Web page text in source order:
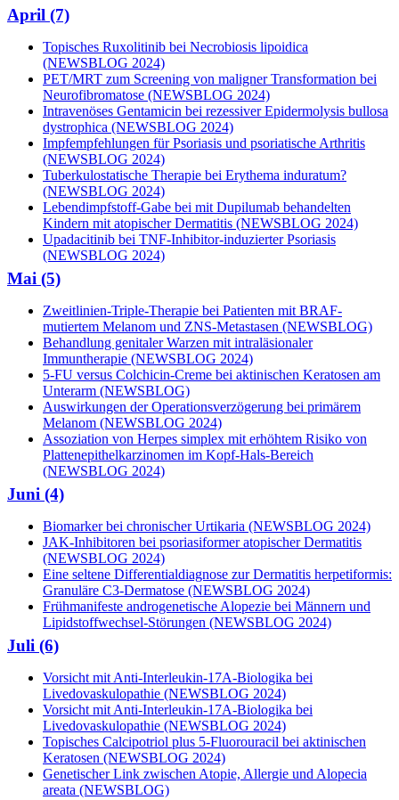
April (7)
Topisches Ruxolitinib bei Necrobiosis lipoidica
(NEWSBLOG 2024)
PET/MRT zum Screening von maligner Transformation bei
Neurofibromatose (NEWSBLOG 2024)
Intravenöses Gentamicin bei rezessiver Epidermolysis bullosa
dystrophica (NEWSBLOG 2024)
Impfempfehlungen für Psoriasis und psoriatische Arthritis
(NEWSBLOG 2024)
Tuberkulostatische Therapie bei Erythema induratum?
(NEWSBLOG 2024)
Lebendimpfstoff-Gabe bei mit Dupilumab behandelten
Kindern mit atopischer Dermatitis (NEWSBLOG 2024)
Upadacitinib bei TNF-Inhibitor-induzierter Psoriasis
(NEWSBLOG 2024)
Mai (5)
Zweitlinien-Triple-Therapie bei Patienten mit BRAF-
mutiertem Melanom und ZNS-Metastasen (NEWSBLOG)
Behandlung genitaler Warzen mit intraläsionaler
Immuntherapie (NEWSBLOG 2024)
5-FU versus Colchicin-Creme bei aktinischen Keratosen am
Unterarm (NEWSBLOG)
Auswirkungen der Operationsverzögerung bei primärem
Melanom (NEWSBLOG 2024)
Assoziation von Herpes simplex mit erhöhtem Risiko von
Plattenepithelkarzinomen im Kopf-Hals-Bereich
(NEWSBLOG 2024)
Juni (4)
Biomarker bei chronischer Urtikaria (NEWSBLOG 2024)
JAK-Inhibitoren bei psoriasiformer atopischer Dermatitis
(NEWSBLOG 2024)
Eine seltene Differentialdiagnose zur Dermatitis herpetiformis:
Granuläre C3-Dermatose (NEWSBLOG 2024)
Frühmanifeste androgenetische Alopezie bei Männern und
Lipidstoffwechsel-Störungen (NEWSBLOG 2024)
Juli (6)
Vorsicht mit Anti-Interleukin-17A-Biologika bei
Livedovaskulopathie (NEWSBLOG 2024)
Vorsicht mit Anti-Interleukin-17A-Biologika bei
Livedovaskulopathie (NEWSBLOG 2024)
Topisches Calcipotriol plus 5-Fluorouracil bei aktinischen
Keratosen (NEWSBLOG 2024)
Genetischer Link zwischen Atopie, Allergie und Alopecia
areata (NEWSBLOG)